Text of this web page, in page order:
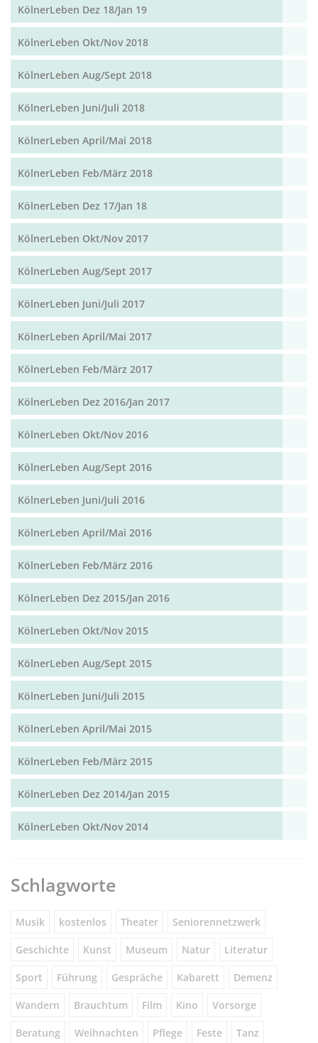
KölnerLeben Dez 18/Jan 19
KölnerLeben Okt/Nov 2018
KölnerLeben Aug/Sept 2018
KölnerLeben Juni/Juli 2018
KölnerLeben April/Mai 2018
KölnerLeben Feb/März 2018
KölnerLeben Dez 17/Jan 18
KölnerLeben Okt/Nov 2017
KölnerLeben Aug/Sept 2017
KölnerLeben Juni/Juli 2017
KölnerLeben April/Mai 2017
KölnerLeben Feb/März 2017
KölnerLeben Dez 2016/Jan 2017
KölnerLeben Okt/Nov 2016
KölnerLeben Aug/Sept 2016
KölnerLeben Juni/Juli 2016
KölnerLeben April/Mai 2016
KölnerLeben Feb/März 2016
KölnerLeben Dez 2015/Jan 2016
KölnerLeben Okt/Nov 2015
KölnerLeben Aug/Sept 2015
KölnerLeben Juni/Juli 2015
KölnerLeben April/Mai 2015
KölnerLeben Feb/März 2015
KölnerLeben Dez 2014/Jan 2015
KölnerLeben Okt/Nov 2014
Schlagworte
Musik kostenlos Theater Seniorennetzwerk
Geschichte Kunst Museum Natur Literatur
Sport Führung Gespräche Kabarett Demenz
Wandern Brauchtum Film Kino Vorsorge
Beratung Weihnachten Pflege Feste Tanz